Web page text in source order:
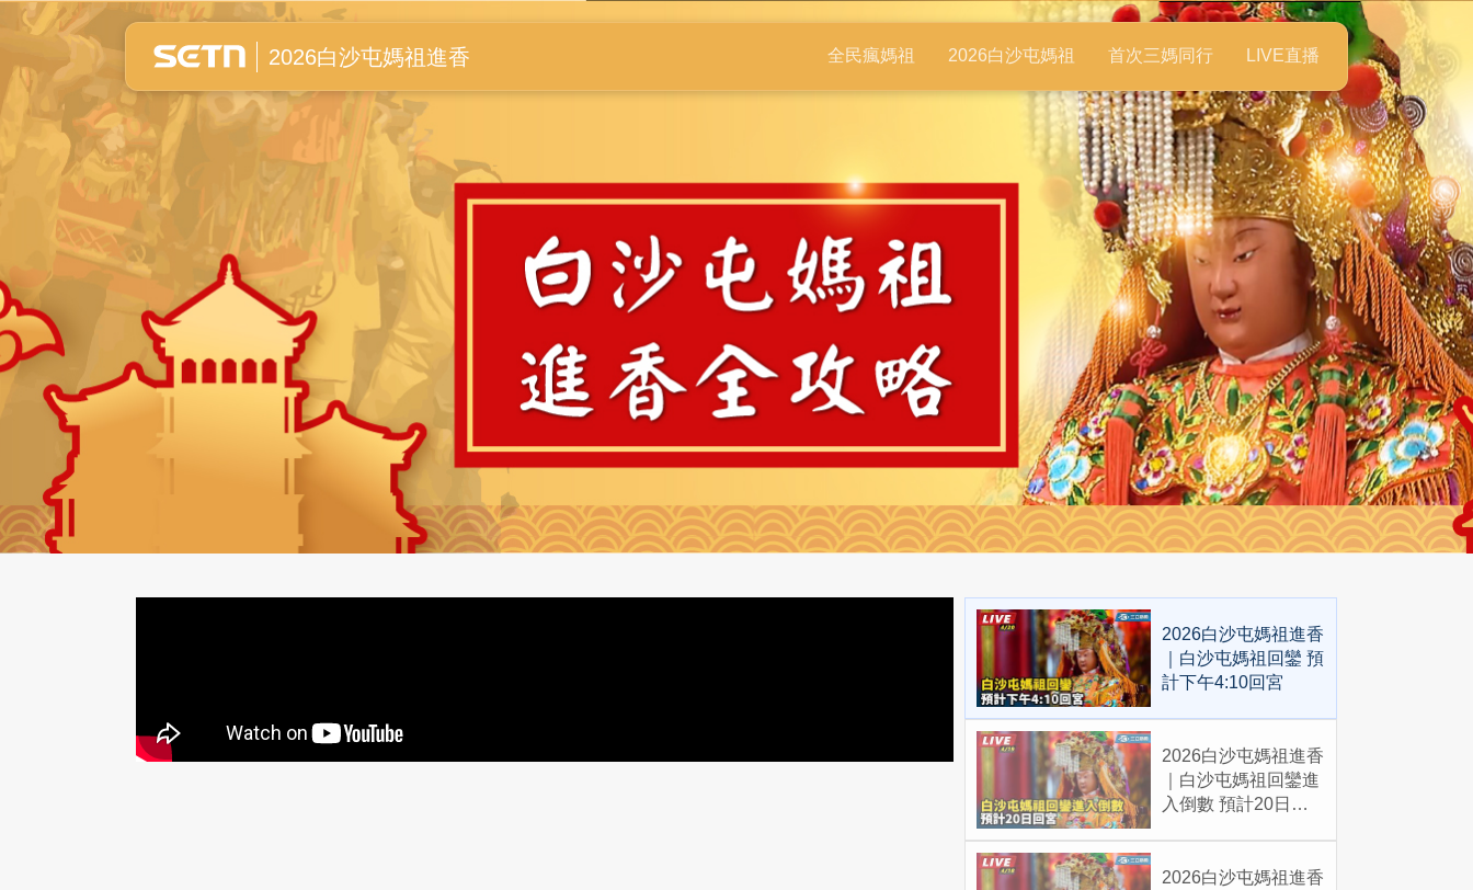
白沙屯媽祖進香全紀錄
2026白沙屯媽祖進香 全民瘋媽祖 2026白沙屯媽祖 首次三媽同行 LIVE直播
2026白沙屯媽祖進香
｜白沙屯媽祖回鑾 預
計下午4:10回宮
2026白沙屯媽祖進香
｜白沙屯媽祖回鑾進
入倒數 預計20日回
2026白沙屯媽祖進香